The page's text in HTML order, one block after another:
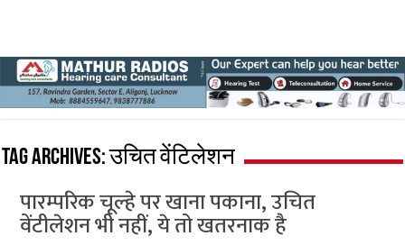
Tag Archives:उचित वेंटिलेशन
पारम्परिक चूल्हे पर खाना पकाना, उचित
वेंटीलेशन भी नहीं, ये तो खतरनाक है